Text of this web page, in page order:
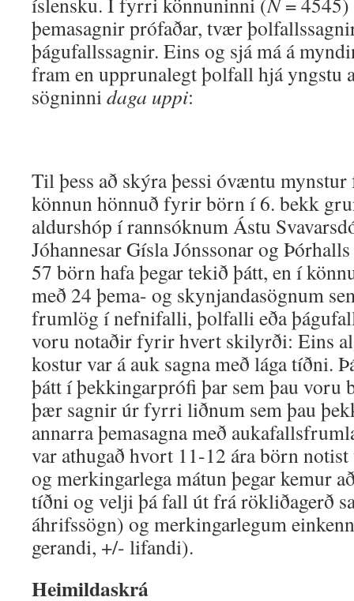
þemasagnir prófaðar, tvær
þágufallssagnir. Eins og sjá má á
fram en upprunalegt þolfall hjá yngstu
sögninnidaga uppi:
Til þess að skýra þessi óvæntu
könnun hönnuð fyrir börn í 6. bekk
aldurshóp í rannsóknum Ástu
Jóhannesar Gísla Jónssonar og
57 börn hafa þegar tekið þátt, en í
með 24 þema- og skynjandasögnum
frumlög í nefnifalli, þolfalli eða
voru notaðir fyrir hvert skilyrði: Eins
kostur var á auk sagna með lága tíðni.
þátt í þekkingarprófi þar sem þau voru
þær sagnir úr fyrri liðnum sem þau
annarra þemasagna með
var athugað hvort 11-12 ára börn
og merkingarlega mátun þegar kemur
tíðni og velji þá fall út frá rökliðagerð
áhrifssögn) og merkingarlegum
gerandi, +/- lifandi).
Heimildaskrá